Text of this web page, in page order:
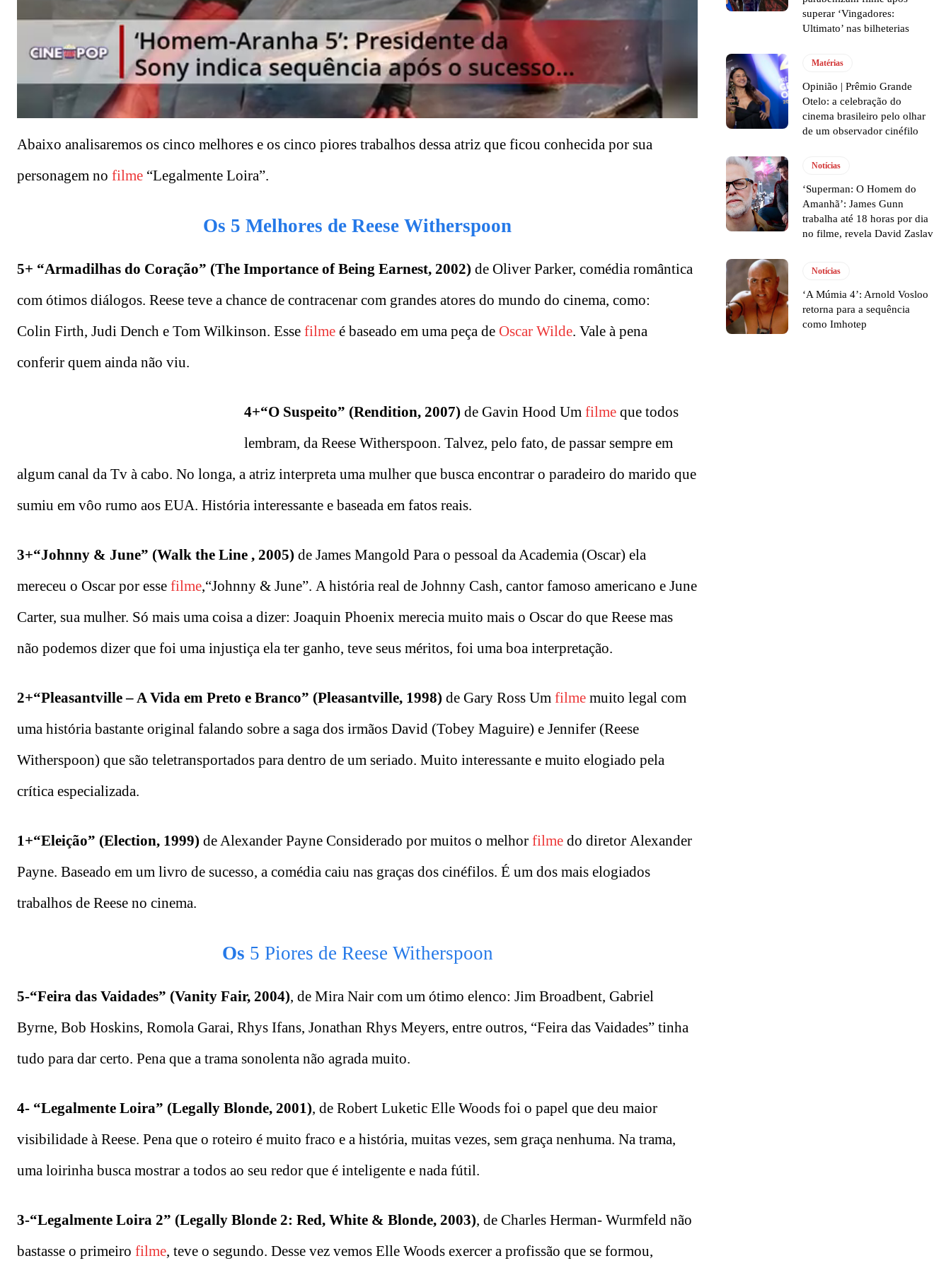
Abaixo analisaremos os cinco melhores e os cinco piores trabalhos dessa atriz que ficou conhecida por sua
personagem no filme “Legalmente Loira”.
Os 5 Melhores de Reese Witherspoon
5+ “Armadilhas do Coração” (The Importance of Being Earnest, 2002) de Oliver Parker, comédia romântica
com ótimos diálogos. Reese teve a chance de contracenar com grandes atores do mundo do cinema, como:
Colin Firth, Judi Dench e Tom Wilkinson. Esse filme é baseado em uma peça de Oscar Wilde. Vale à pena
conferir quem ainda não viu.
4+“O Suspeito” (Rendition, 2007) de Gavin Hood Um filme que todos
lembram, da Reese Witherspoon. Talvez, pelo fato, de passar sempre em
algum canal da Tv à cabo. No longa, a atriz interpreta uma mulher que busca encontrar o paradeiro do marido que
sumiu em vôo rumo aos EUA. História interessante e baseada em fatos reais.
3+“Johnny & June” (Walk the Line , 2005) de James Mangold Para o pessoal da Academia (Oscar) ela
mereceu o Oscar por esse filme,“Johnny & June”. A história real de Johnny Cash, cantor famoso americano e June
Carter, sua mulher. Só mais uma coisa a dizer: Joaquin Phoenix merecia muito mais o Oscar do que Reese mas
não podemos dizer que foi uma injustiça ela ter ganho, teve seus méritos, foi uma boa interpretação.
2+“Pleasantville – A Vida em Preto e Branco” (Pleasantville, 1998) de Gary Ross Um filme muito legal com
uma história bastante original falando sobre a saga dos irmãos David (Tobey Maguire) e Jennifer (Reese
Witherspoon) que são teletransportados para dentro de um seriado. Muito interessante e muito elogiado pela
crítica especializada.
1+“Eleição” (Election, 1999) de Alexander Payne Considerado por muitos o melhor filme do diretor Alexander
Payne. Baseado em um livro de sucesso, a comédia caiu nas graças dos cinéfilos. É um dos mais elogiados
trabalhos de Reese no cinema.
Os 5 Piores de Reese Witherspoon
5-“Feira das Vaidades” (Vanity Fair, 2004), de Mira Nair com um ótimo elenco: Jim Broadbent, Gabriel
Byrne, Bob Hoskins, Romola Garai, Rhys Ifans, Jonathan Rhys Meyers, entre outros, “Feira das Vaidades” tinha
tudo para dar certo. Pena que a trama sonolenta não agrada muito.
4- “Legalmente Loira” (Legally Blonde, 2001), de Robert Luketic Elle Woods foi o papel que deu maior
visibilidade à Reese. Pena que o roteiro é muito fraco e a história, muitas vezes, sem graça nenhuma. Na trama,
uma loirinha busca mostrar a todos ao seu redor que é inteligente e nada fútil.
3-“Legalmente Loira 2” (Legally Blonde 2: Red, White & Blonde, 2003), de Charles Herman- Wurmfeld não
bastasse o primeiro filme, teve o segundo. Desse vez vemos Elle Woods exercer a profissão que se formou,
superar ‘Vingadores:
Ultimato’ nas bilheterias
Matérias
Opinião | Prêmio Grande
Otelo: a celebração do
cinema brasileiro pelo olhar
de um observador cinéfilo
Notícias
‘Superman: O Homem do
Amanhã’: James Gunn
trabalha até 18 horas por dia
no filme, revela David Zaslav
Notícias
‘A Múmia 4’: Arnold Vosloo
retorna para a sequência
como Imhotep